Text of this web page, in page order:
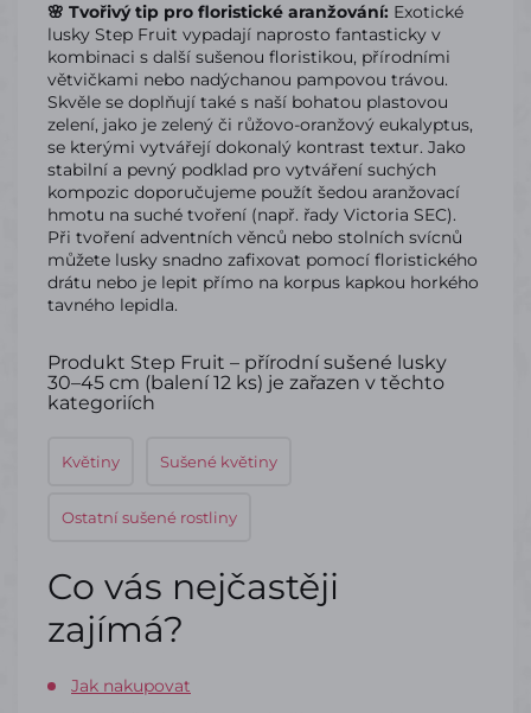
🌸 Tvořivý tip pro floristické aranžování: Exotické
lusky Step Fruit vypadají naprosto fantasticky v
kombinaci s další sušenou floristikou, přírodními
větvičkami nebo nadýchanou pampovou trávou.
Skvěle se doplňují také s naší bohatou plastovou
zelení, jako je zelený či růžovo-oranžový eukalyptus,
se kterými vytvářejí dokonalý kontrast textur. Jako
stabilní a pevný podklad pro vytváření suchých
kompozic doporučujeme použít šedou aranžovací
hmotu na suché tvoření (např. řady Victoria SEC).
Při tvoření adventních věnců nebo stolních svícnů
můžete lusky snadno zafixovat pomocí floristického
drátu nebo je lepit přímo na korpus kapkou horkého
tavného lepidla.
Produkt Step Fruit – přírodní sušené lusky
30–45 cm (balení 12 ks) je zařazen v těchto
kategoriích
Květiny Sušené květiny
Ostatní sušené rostliny
Co vás nejčastěji
zajímá?
Jak nakupovat